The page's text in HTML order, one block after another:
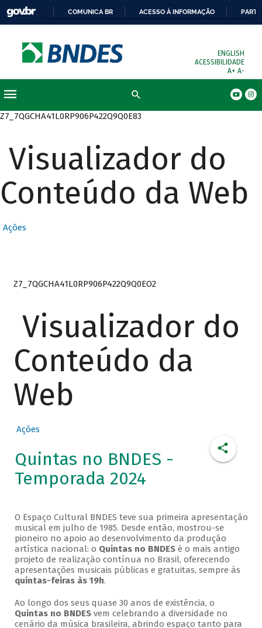
COMUNICA BR ACESSO À INFORMAÇÃO
ENGLISH
ACESSIBILIDADE
A+ A-
Z7_7QGCHA41L0RP906P422Q9Q0E83
Visualizador do
Conteúdo da Web
Ações
Z7_7QGCHA41L0RP906P422Q9Q0EO2
Visualizador do
Conteúdo da
Web
Ações
Quintas no BNDES -
Temporada 2024
O Espaço Cultural BNDES teve sua primeira apresentação
musical em julho de 1985. Desde então, mostrou-se
pioneiro no apoio ao desenvolvimento da produção
artística nacional: o Quintas no BNDESé o mais antigo
projeto de realização contínua no Brasil, oferecendo
apresentações musicais públicas e gratuitas, sempre às
quintas-feiras às 19h.
Ao longo dos seus quase 30 anos de existência, o
Quintas no BNDESvem celebrando a diversidade no
cenário da música brasileira, abrindo espaço tanto para